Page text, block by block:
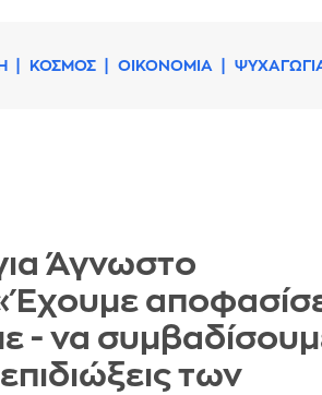
ΚΟΣΜΟΣ ΟΙΚΟΝΟΜΙΑ
Άγνωστο
- να
επιδιώξεις των